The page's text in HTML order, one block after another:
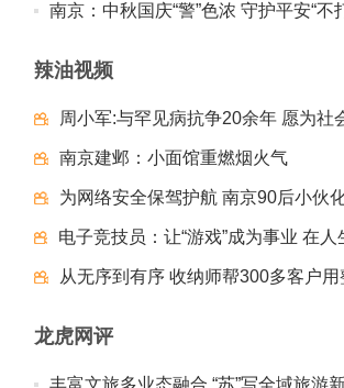
南京：中秋国庆“警”色浓 守护平安“不
辣油视频
周小军:与罕见病抗争20余年 愿为社
南京建邺：小面馆重燃烟火气
为网络安全保驾护航 南京90后小伙
士
电子竞技员：让“游戏”成为事业 在人
梦夺冠
从无序到有序 收纳师帮300多客户
龙虎网评
丰富文旅多业态融合 “苏”写全域旅游